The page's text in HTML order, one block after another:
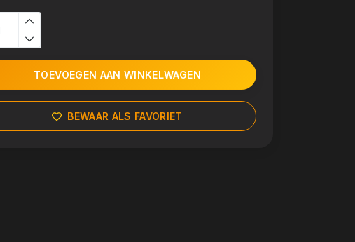
TOEVOEGEN AAN WINKELWAGEN
BEWAAR ALS FAVORIET